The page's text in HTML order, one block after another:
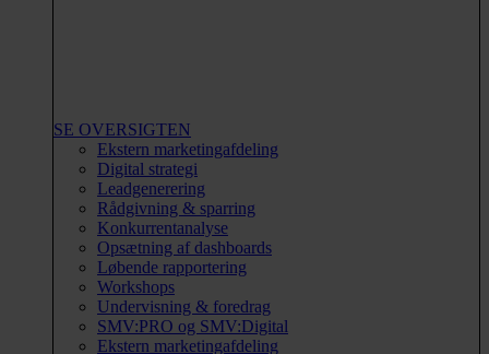
SE OVERSIGTEN
Ekstern marketingafdeling
Digital strategi
Leadgenerering
Rådgivning & sparring
Konkurrentanalyse
Opsætning af dashboards
Løbende rapportering
Workshops
Undervisning & foredrag
SMV:PRO og SMV:Digital
Ekstern marketingafdeling